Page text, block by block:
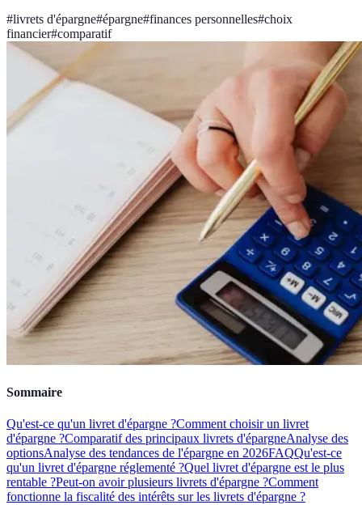
#livrets d'épargne#épargne#finances personnelles#choix
financier#comparatif
Sommaire
Qu'est-ce qu'un livret d'épargne ?Comment choisir un livret
d'épargne ?Comparatif des principaux livrets d'épargneAnalyse des
optionsAnalyse des tendances de l'épargne en 2026FAQQu'est-ce
qu'un livret d'épargne réglementé ?Quel livret d'épargne est le plus
rentable ?Peut-on avoir plusieurs livrets d'épargne ?Comment
fonctionne la fiscalité des intérêts sur les livrets d'épargne ?